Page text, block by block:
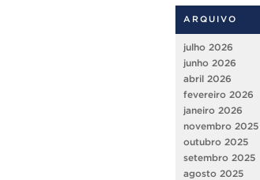
ARQUIVO
julho 2026
junho 2026
abril 2026
fevereiro 2026
janeiro 2026
novembro 2025
outubro 2025
setembro 2025
agosto 2025